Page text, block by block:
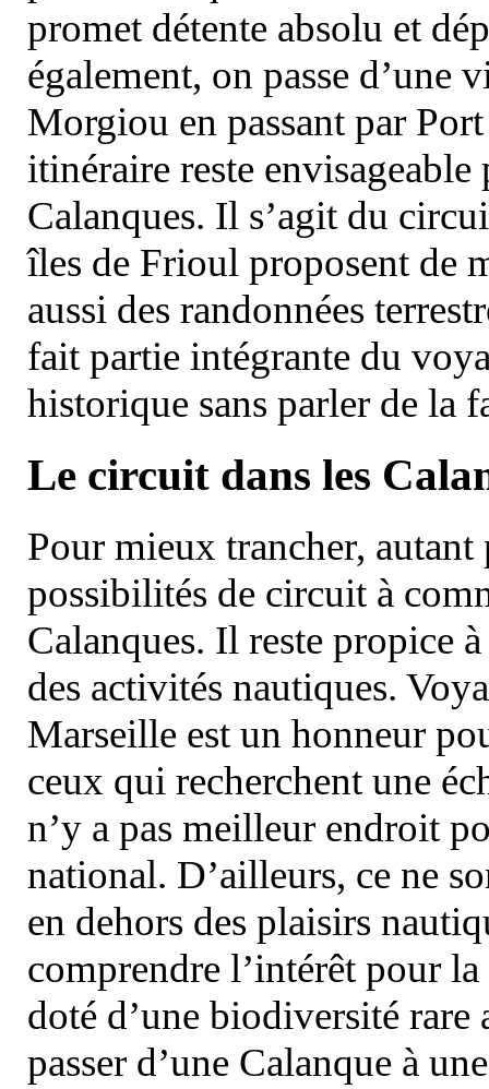
promet détente absolu et
également, on passe d’une
Morgiou en passant par
itinéraire reste
Calanques. Il s’agit du
îles de Frioul proposent de
aussi des randonnées
fait partie intégrante du
historique sans parler de la
Le circuit dans les
Pour mieux trancher, autant
possibilités de circuit à
Calanques. Il reste propice
des activités nautiques.
Marseille est un honneur
ceux qui recherchent une
n’y a pas meilleur endroit
national. D’ailleurs, ce ne
en dehors des plaisirs
comprendre l’intérêt pour
doté d’une biodiversité
passer d’une Calanque à